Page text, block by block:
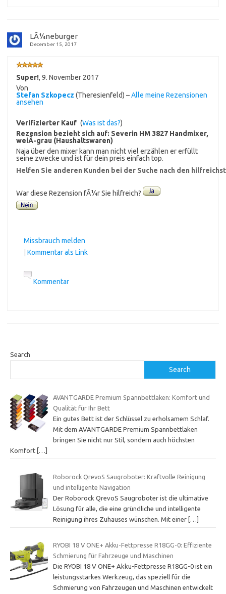
LÃ¼neburger
December 15, 2017
Super!, 9. November 2017
Von
Stefan Szkopecz (Theresienfeld) –Alle meine Rezensionen
ansehen
Verifizierter Kauf (Was ist das?)
Rezension bezieht sich auf: Severin HM 3827 Handmixer,
weiÃ-grau (Haushaltswaren)
Naja über den mixer kann man nicht viel erzählen er erfüllt
seine zwecke und ist für dein preis einfach top.
Helfen Sie anderen Kunden bei der Suche nach den
War diese Rezension fÃ¼r Sie hilfreich?
Missbrauch melden
Kommentar als Link
Kommentar
Search
Search
AVANTGARDE Premium Spannbettlaken: Komfort und
Qualität für Ihr Bett
Ein gutes Bett ist der Schlüssel zu erholsamem Schlaf.
Mit dem AVANTGARDE Premium Spannbettlaken
bringen Sie nicht nur Stil, sondern auch höchsten
Komfort […]
Roborock QrevoS Saugroboter: Kraftvolle Reinigung
und intelligente Navigation
Der Roborock QrevoS Saugroboter ist die ultimative
Lösung für alle, die eine gründliche und intelligente
Reinigung ihres Zuhauses wünschen. Mit einer […]
RYOBI 18 V ONE+ Akku-Fettpresse R18GG-0: Effiziente
Schmierung für Fahrzeuge und Maschinen
Die RYOBI 18 V ONE+ Akku-Fettpresse R18GG-0 ist ein
leistungsstarkes Werkzeug, das speziell für die
Schmierung von Fahrzeugen und Maschinen entwickelt